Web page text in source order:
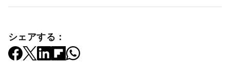
シェアする：